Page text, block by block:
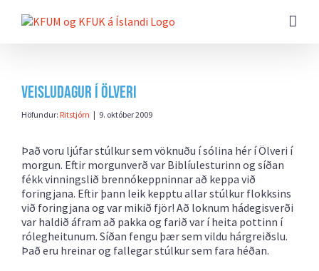
beint
Veisludagur í Ölveri
Höfundur: Ritstjórn | 9. október 2009
Það voru ljúfar stúlkur sem vöknuðu í sólina hér í Ölveri í
morgun. Eftir morgunverð var Biblíulesturinn og síðan
fékk vinningslið brennókeppninnar að keppa við
foringjana. Eftir þann leik kepptu allar stúlkur flokksins
við foringjana og var mikið fjör! Að loknum hádegisverði
var haldið áfram að pakka og farið var í heita pottinn í
rólegheitunum. Síðan fengu þær sem vildu hárgreiðslu.
Það eru hreinar og fallegar stúlkur sem fara héðan.